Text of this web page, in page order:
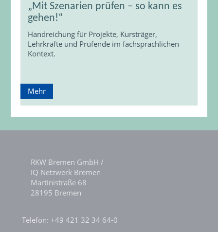
„Mit Szenarien prüfen – so kann es
gehen!“
Handreichung für Projekte, Kursträger,
Lehrkräfte und Prüfende im fachsprachlichen
Kontext.
Mehr
RKW Bremen GmbH /
IQ Netzwerk Bremen
Martinistraße 68
28195 Bremen
Telefon: +49 421 32 34 64-0